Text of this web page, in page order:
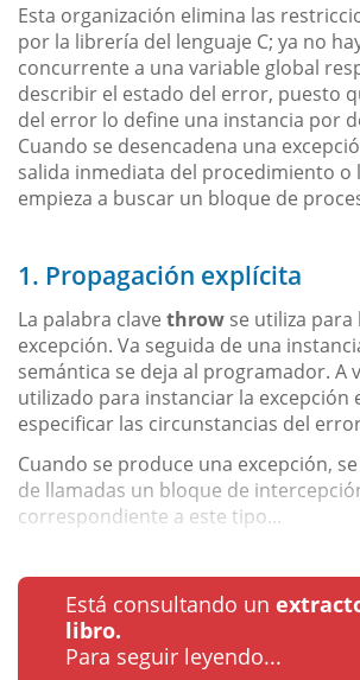
Esta organización elimina las
por la librería del lenguaje C; ya no
concurrente a una variable global
describir el estado del error, puesto
del error lo define una instancia por
Cuando se desencadena una
salida inmediata del procedimiento o
empieza a buscar un bloque de
1. Propagación explícita
La palabra clave throw se utiliza para
excepción. Va seguida de una
semántica se deja al programador. A
utilizado para instanciar la excepción
especificar las circunstancias del
Cuando se produce una excepción,
de llamadas un bloque de
correspondiente a este tipo...
Está consultando un
libro.
Para seguir leyendo...